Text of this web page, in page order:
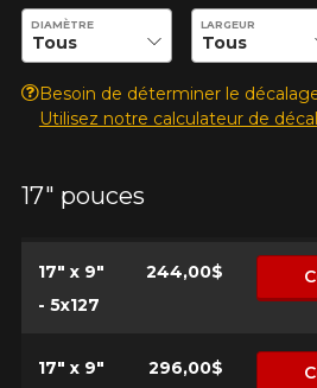
Entrez les dimensions souhaitées
DIAMÈTRE LARGEUR
Besoin de déterminer le
Utilisez notre calculateur de
17" pouces
17" x 9"
- 5x127
244,00$
17" x 9"
296,00$
à la clientèle, qui se
rechercher des
configuration.
1-866-220-8025
d'équipement pour votre véhicule, vous
l'exactitude de l'information sur votre